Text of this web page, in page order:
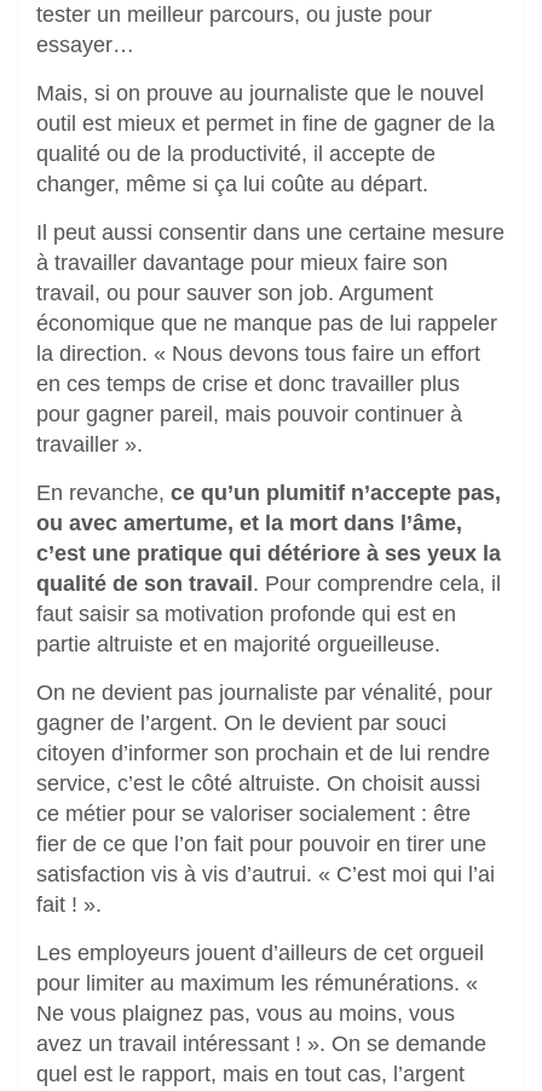
tester un meilleur parcours, ou juste pour
essayer…
Mais, si on prouve au journaliste que le nouvel
outil est mieux et permet in fine de gagner de la
qualité ou de la productivité, il accepte de
changer, même si ça lui coûte au départ.
Il peut aussi consentir dans une certaine mesure
à travailler davantage pour mieux faire son
travail, ou pour sauver son job. Argument
économique que ne manque pas de lui rappeler
la direction. « Nous devons tous faire un effort
en ces temps de crise et donc travailler plus
pour gagner pareil, mais pouvoir continuer à
travailler ».
En revanche, ce qu’un plumitif n’accepte pas,
ou avec amertume, et la mort dans l’âme,
c’est une pratique qui détériore à ses yeux la
qualité de son travail. Pour comprendre cela, il
faut saisir sa motivation profonde qui est en
partie altruiste et en majorité orgueilleuse.
On ne devient pas journaliste par vénalité, pour
gagner de l’argent. On le devient par souci
citoyen d’informer son prochain et de lui rendre
service, c’est le côté altruiste. On choisit aussi
ce métier pour se valoriser socialement : être
fier de ce que l’on fait pour pouvoir en tirer une
satisfaction vis à vis d’autrui. « C’est moi qui l’ai
fait ! ».
Les employeurs jouent d’ailleurs de cet orgueil
pour limiter au maximum les rémunérations. «
Ne vous plaignez pas, vous au moins, vous
avez un travail intéressant ! ». On se demande
quel est le rapport, mais en tout cas, l’argent